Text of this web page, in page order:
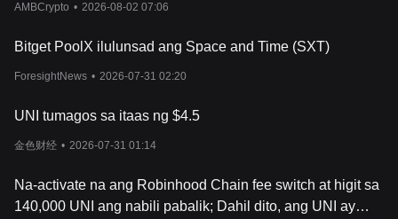
AMBCrypto • 2026-08-02 07:06
Bitget PoolX ilulunsad ang Space and Time (SXT)
ForesightNews • 2026-07-31 02:20
UNI tumagos sa itaas ng $4.5
金色财经 • 2026-07-31 01:14
Na-activate na ang Robinhood Chain fee switch at higit sa
140,000 UNI ang nabili pabalik; Dahil dito, ang UNI ay